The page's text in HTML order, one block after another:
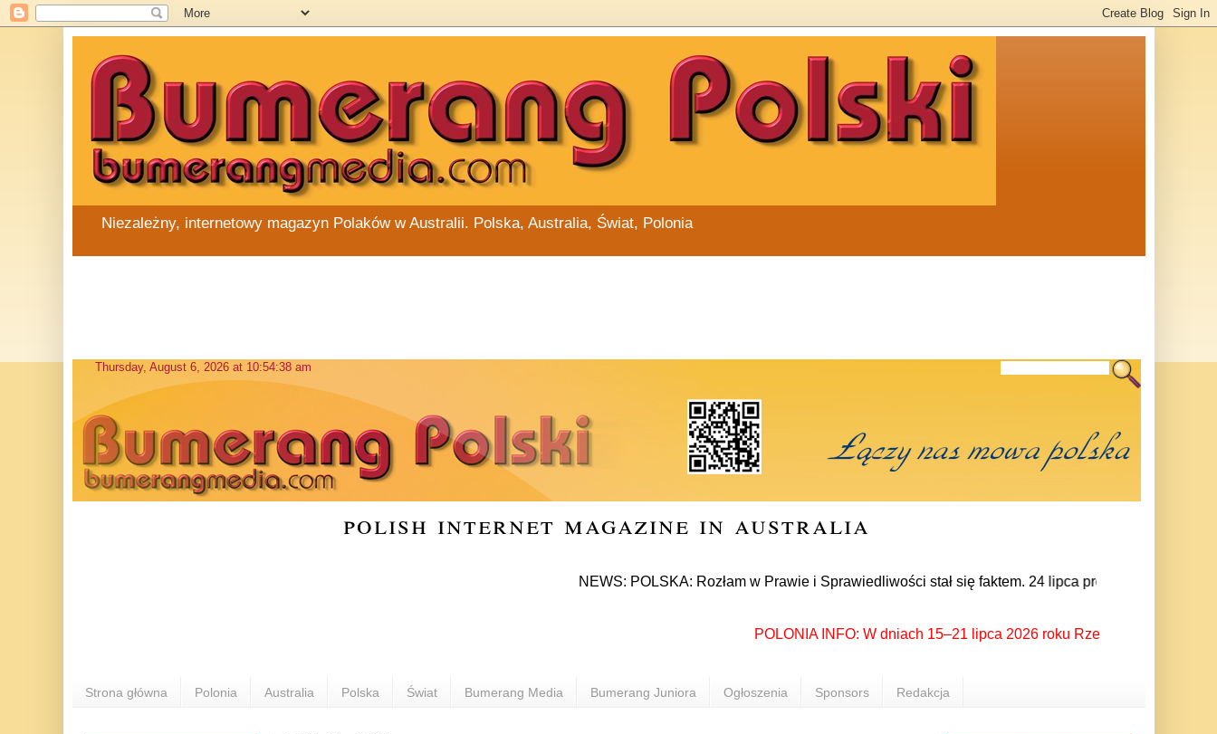
Niezależny, internetowy magazyn Polaków w Australii. Polska, Australia, Świat, Polonia
polish internet magazine in australia
NEWS: POLSKA: Rozłam w Prawie i Sprawiedliwości stał się faktem. 24 lipca prezes partii
POLONIA INFO: W dniach 15–21 lipca 2026 roku Rzeszów ponownie
Strona główna Polonia Australia Polska Świat Bumerang Media Bumerang Juniora Ogłoszenia Sponsors Redakcja